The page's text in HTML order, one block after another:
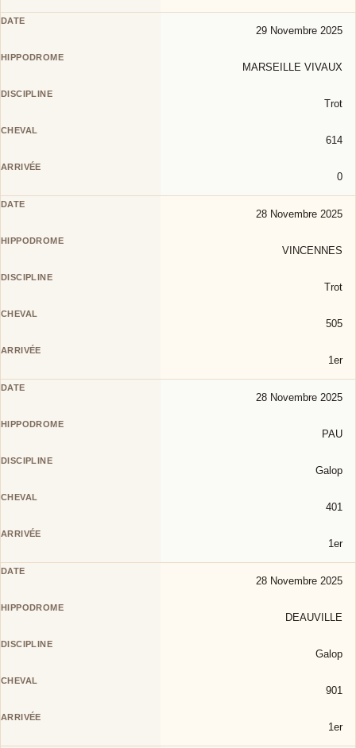
29 Novembre 2025
MARSEILLE VIVAUX
Trot
614
0
28 Novembre 2025
VINCENNES
Trot
505
1er
28 Novembre 2025
PAU
Galop
401
1er
28 Novembre 2025
DEAUVILLE
Galop
901
1er